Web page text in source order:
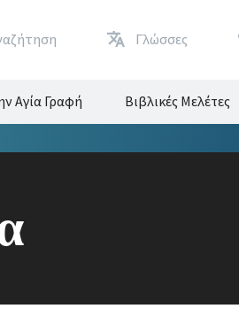
Γλώσσες
Αγία Γραφή Βιβλικές Μελέτες